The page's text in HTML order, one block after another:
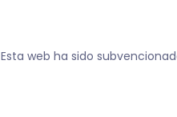
Esta web ha sido